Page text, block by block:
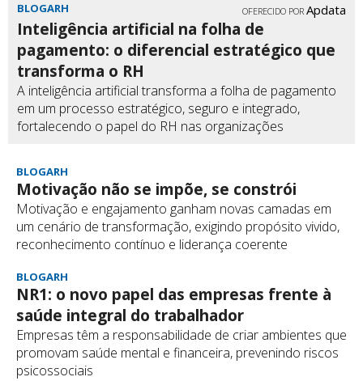
BLOGARH OFERECIDO POR Apdata
Inteligência artificial na folha de
pagamento: o diferencial estratégico que
transforma o RH
A inteligência artificial transforma a folha de pagamento
em um processo estratégico, seguro e integrado,
fortalecendo o papel do RH nas organizações
BLOGARH
Motivação não se impõe, se constrói
Motivação e engajamento ganham novas camadas em
um cenário de transformação, exigindo propósito vivido,
reconhecimento contínuo e liderança coerente
BLOGARH
NR1: o novo papel das empresas frente à
saúde integral do trabalhador
Empresas têm a responsabilidade de criar ambientes que
promovam saúde mental e financeira, prevenindo riscos
psicossociais